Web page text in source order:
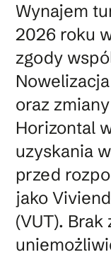
Wynajem
2026 roku
zgody
oraz
Horizontal
uzyskania
przed
jako
(VUT).